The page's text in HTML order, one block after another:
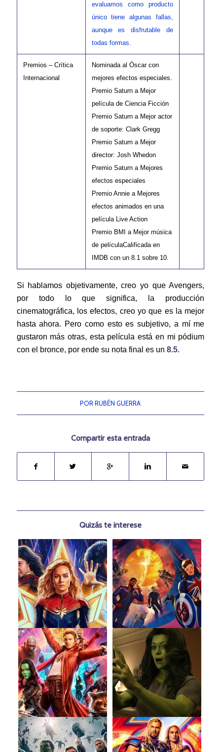
evaluamos como producto
único tiene algunas fallas,
aunque es disfrutable de
todas formas.
Premios – Crítica
Internacional
Nominada al Óscar con
mejores efectos especiales.
Premio Saturn a Mejor
película de Ciencia Ficción
Premio Saturn a Mejor actor
de soporte: Clark Gregg
Premio Saturn a Mejor
director: Josh Whedon
Premio Saturn a Mejores
efectos especiales
Premio Annie a Mejores
efectos animados en una
película Live Action
Premio BMI a Mejor música
de películaCalificada en
IMDB con un 8.1 sobre 10.
Si hablamos objetivamente, creo yo que Avengers,
por todo lo que significa, la producción
cinematográfica, los efectos, creo yo que es la mejor
hasta ahora. Pero como esto es subjetivo, a mí me
gustaron más otras, esta película está en mi pódium
con el bronce, por ende su nota final es un 8.5.
PORRUBÉN GUERRA
Compartir esta entrada
Quizás te interese